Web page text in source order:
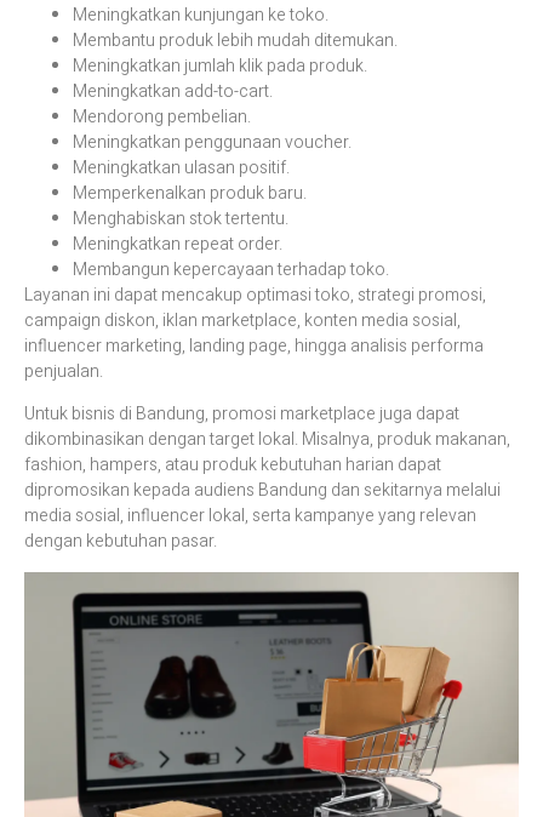
Meningkatkan kunjungan ke toko.
Membantu produk lebih mudah ditemukan.
Meningkatkan jumlah klik pada produk.
Meningkatkan add-to-cart.
Mendorong pembelian.
Meningkatkan penggunaan voucher.
Meningkatkan ulasan positif.
Memperkenalkan produk baru.
Menghabiskan stok tertentu.
Meningkatkan repeat order.
Membangun kepercayaan terhadap toko.
Layanan ini dapat mencakup optimasi toko, strategi promosi,
campaign diskon, iklan marketplace, konten media sosial,
influencer marketing, landing page, hingga analisis performa
penjualan.
Untuk bisnis di Bandung, promosi marketplace juga dapat
dikombinasikan dengan target lokal. Misalnya, produk makanan,
fashion, hampers, atau produk kebutuhan harian dapat
dipromosikan kepada audiens Bandung dan sekitarnya melalui
media sosial, influencer lokal, serta kampanye yang relevan
dengan kebutuhan pasar.